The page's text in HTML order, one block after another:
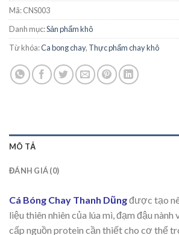
Mã:CNS003
Danh mục:Sản phẩm khô
Từ khóa:Ca bong chay, Thực phẩm chay khô
MÔ TẢ
ĐÁNH GIÁ (0)
Cá Bóng Chay Thanh Dũngđược tạo
liệu thiên nhiên của lúa mì, đạm đậu
cấp nguồn protein cần thiết cho cơ thể